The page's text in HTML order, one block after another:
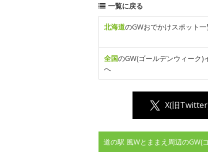
一覧に戻る
北海道のGWおでかけスポット
全国のGW(ゴールデンウィーク)
へ
X(旧
道の駅 風Wとままえ周辺のGW(